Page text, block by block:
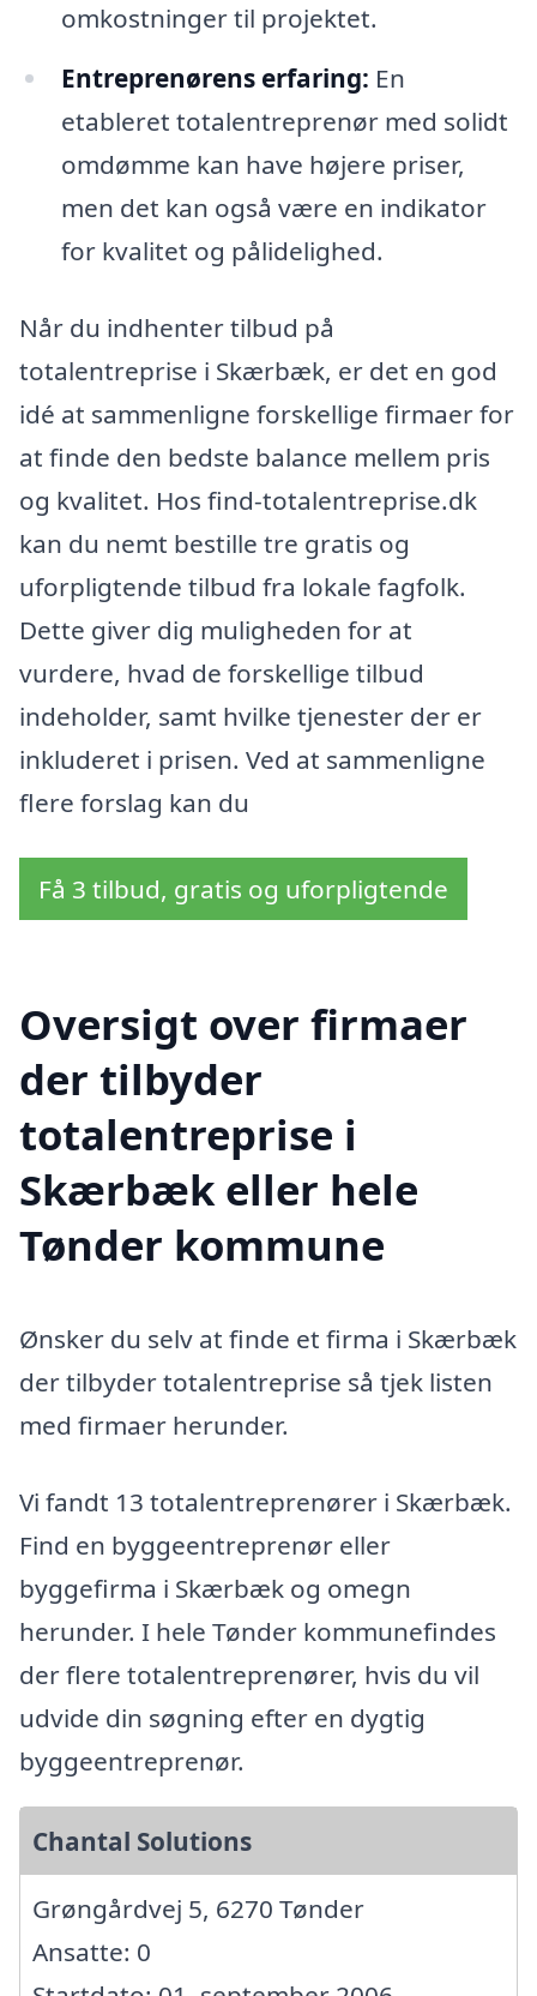
omkostninger til projektet.
Entreprenørens erfaring: En
etableret totalentreprenør med solidt
omdømme kan have højere priser,
men det kan også være en indikator
for kvalitet og pålidelighed.
Når du indhenter tilbud på
totalentreprise i Skærbæk, er det en god
idé at sammenligne forskellige firmaer for
at finde den bedste balance mellem pris
og kvalitet. Hos find-totalentreprise.dk
kan du nemt bestille tre gratis og
uforpligtende tilbud fra lokale fagfolk.
Dette giver dig muligheden for at
vurdere, hvad de forskellige tilbud
indeholder, samt hvilke tjenester der er
inkluderet i prisen. Ved at sammenligne
flere forslag kan du
Få 3 tilbud, gratis og uforpligtende
Oversigt over firmaer
der tilbyder
totalentreprise i
Skærbæk eller hele
Tønder kommune
Ønsker du selv at finde et firma i Skærbæk
der tilbyder totalentreprise så tjek listen
med firmaer herunder.
Vi fandt 13 totalentreprenører i Skærbæk.
Find en byggeentreprenør eller
byggefirma i Skærbæk og omegn
herunder. I hele Tønder kommunefindes
der flere totalentreprenører, hvis du vil
udvide din søgning efter en dygtig
byggeentreprenør.
Chantal Solutions
Grøngårdvej 5, 6270 Tønder
Ansatte: 0